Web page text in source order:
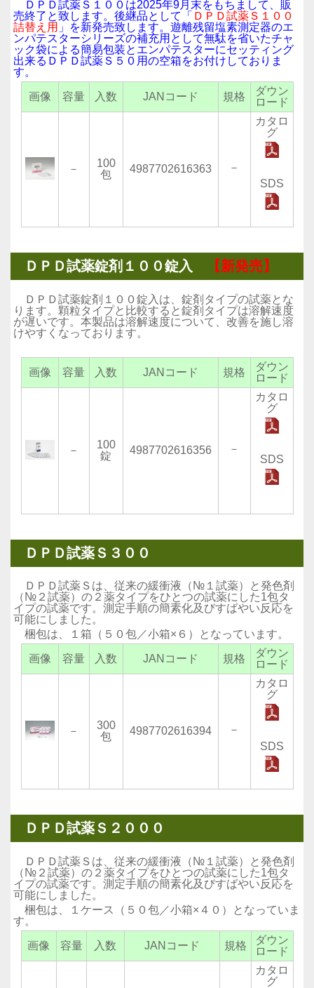
ＤＰＤ試薬Ｓ１００は2025年9月末をもちまして、販
売終了と致します。後継品として「 ＤＰＤ試薬Ｓ１００
詰替え用 」を新発売致します。遊離残留塩素測定器のエ
ンパテスターシリーズの補充用として無駄を省いたチャ
ック袋による簡易包装とエンパテスターにセッティング
出来るＤＰＤ試薬Ｓ５０用の空箱をお付けしておりま
す。
画像 容量 入数 JANコード 規格
ダウン
ロード
－
100
包
4987702616363 －
カタロ
グ
SDS
ＤＰＤ試薬錠剤１００錠入 【新発売】
ＤＰＤ試薬錠剤１００錠入は、錠剤タイプの試薬とな
ります。顆粒タイプと比較すると錠剤タイプは溶解速度
が遅いです。本製品は溶解速度について、改善を施し溶
けやすくなっております。
画像 容量 入数 JANコード 規格
ダウン
ロード
－
100
錠
4987702616356 －
カタロ
グ
SDS
ＤＰＤ試薬Ｓ３００
ＤＰＤ試薬Ｓは、従来の緩衝液（№１試薬）と発色剤
（№２試薬）の２薬タイプをひとつの試薬にした1包タ
イプの試薬です。測定手順の簡素化及びすばやい反応を
可能にしました。
梱包は、１箱（５０包／小箱×６）となっています。
画像 容量 入数 JANコード 規格
ダウン
ロード
－
300
包
4987702616394 －
カタロ
グ
SDS
ＤＰＤ試薬Ｓ２０００
ＤＰＤ試薬Ｓは、従来の緩衝液（№１試薬）と発色剤
（№２試薬）の２薬タイプをひとつの試薬にした1包タ
イプの試薬です。測定手順の簡素化及びすばやい反応を
可能にしました。
梱包は、１ケース（５０包／小箱×４０）となっていま
す。
画像 容量 入数 JANコード 規格
ダウン
ロード
カタロ
グ